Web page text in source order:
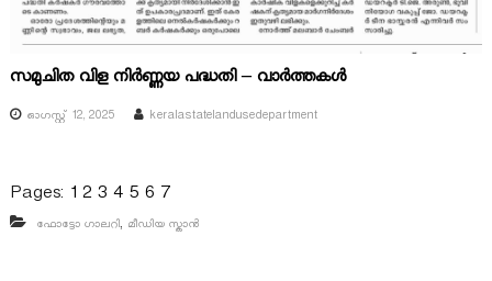
സമുചിത വിള നിർണ്ണയ പദ്ധതി – വാർത്തകൾ
ഓഗസ്റ്റ്‌ 12, 2025 keralastatelandusedepartment
Pages: 1 2 3 4 5 6 7
ഫോട്ടോ ഗാലറി, മീഡിയ സ്കാൻ